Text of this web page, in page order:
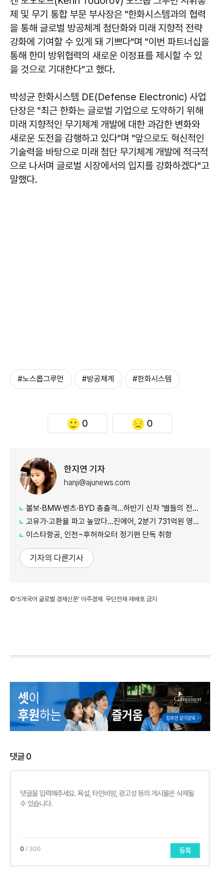
제 및 무기 통합 부문 부사장은 "한화시스템과의 협력
을 통해 글로벌 방공체계 첨단화와 미래 지향적 전략
강화에 기여할 수 있게 돼 기쁘다"며 "이번 파트너십을
통해 한미 방위협력의 새로운 이정표를 제시할 수 있
을 것으로 기대한다"고 했다.
박성균 한화시스템 DE(Defense Electronic) 사업
단장은 "최근 한화는 글로벌 기업으로 도약하기 위해
미래 지향적인 무기체계 개발에 대한 과감한 변화와
새로운 도전을 감행하고 있다"며 "앞으로도 혁신적인
기술력을 바탕으로 미래 첨단 무기체계 개발에 적극적
으로 나서며 글로벌 시장에서의 입지를 강화하겠다"고
말했다.
#노스롭그루먼 #방공체계 #한화시스템
0 0
한지연 기자
hanji@ajunews.com
볼보·BMW·벤츠·BYD 총출격...하반기 신차 '별들의 전쟁'
고유가·고환율 파고 높았다…진에어, 2분기 731억원 영업적자
이스타항공, 인천~후허하오터 정기편 단독 취항
기자의 다른기사
©'5개국어 글로벌 경제신문' 아주경제. 무단전재·재배포 금지
댓글0
0 / 300 등록